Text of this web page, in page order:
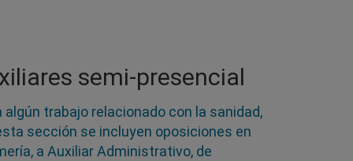
semi-presencial
trabajo relacionado con la sanidad,
sección se incluyen oposiciones en
a Auxiliar Administrativo, de